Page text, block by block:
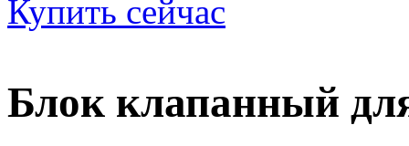
Купить сейчас
Блок клапанный